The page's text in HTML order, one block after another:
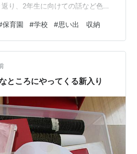
り、2年生に向けての話など色々
33.hatenablog.com あの2週
て、夜息子の寝顔を見るたびに涙
ちろん今も心配なことがあっては
うんですが(😅)、先生がこんなこと
保育園 #学校 #思い出 収納
ところにやってくる新入り